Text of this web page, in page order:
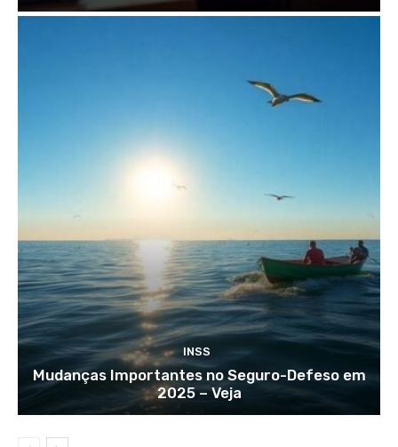
INSS
Mudanças Importantes no Seguro-Defeso em
2025 – Veja